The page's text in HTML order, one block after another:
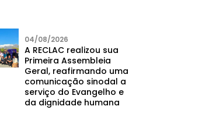
04/08/2026
A RECLAC realizou sua
Primeira Assembleia
Geral, reafirmando uma
comunicação sinodal a
serviço do Evangelho e
da dignidade humana